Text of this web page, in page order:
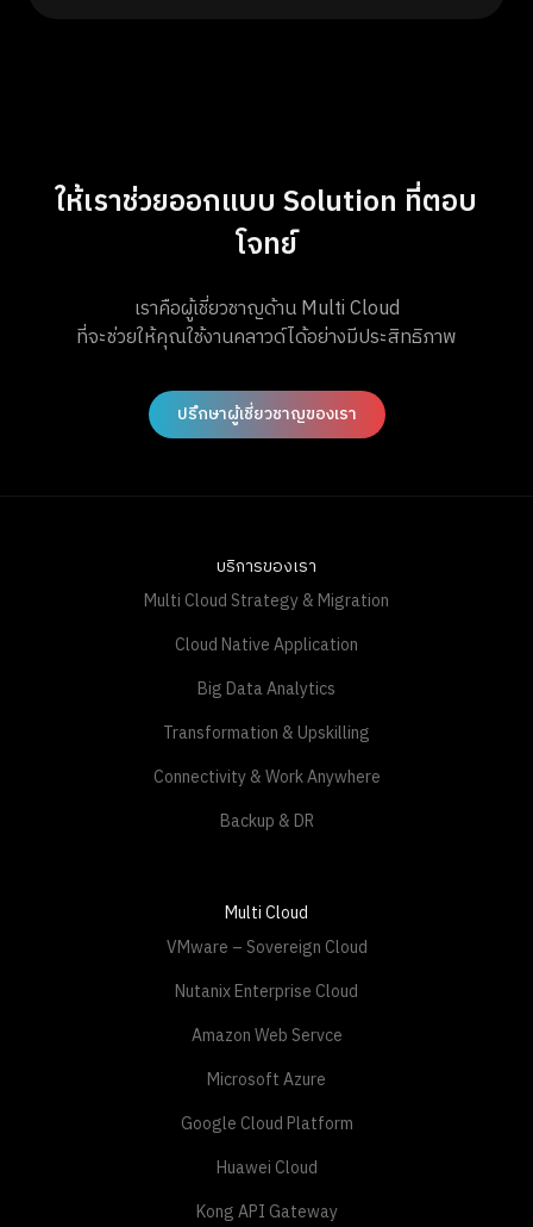
ให้เราช่วยออกแบบ Solution ที่ตอบ
โจทย์
เราคือผู้เชี่ยวชาญด้าน Multi Cloud
ที่จะช่วยให้คุณใช้งานคลาวด์ได้อย่างมีประสิทธิภาพ
ปรึกษาผู้เชี่ยวชาญของเรา
บริการของเรา
Multi Cloud Strategy & Migration
Cloud Native Application
Big Data Analytics
Transformation & Upskilling
Connectivity & Work Anywhere
Backup & DR
Multi Cloud
VMware – Sovereign Cloud
Nutanix Enterprise Cloud
Amazon Web Servce
Microsoft Azure
Google Cloud Platform
Huawei Cloud
Kong API Gateway